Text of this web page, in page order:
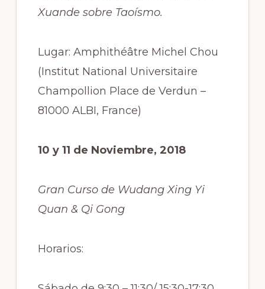
Xuande sobre Taoísmo.
Lugar: Amphithéâtre Michel Chou
(Institut National Universitaire
Champollion Place de Verdun –
81000 ALBI, France)
10 y 11 de Noviembre, 2018
Gran Curso de Wudang Xing Yi
Quan & Qi Gong
Horarios: